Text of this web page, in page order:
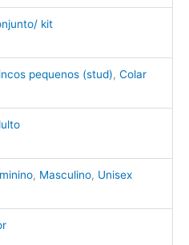
kit
pequenos (stud), Colar
, Masculino, Unisex